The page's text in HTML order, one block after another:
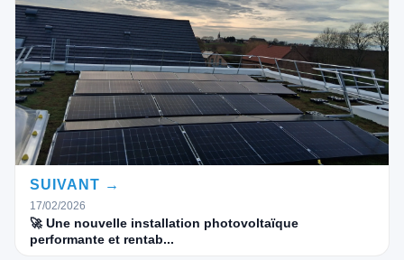
SUIVANT →
17/02/2026
🚀 Une nouvelle installation photovoltaïque
performante et rentab...